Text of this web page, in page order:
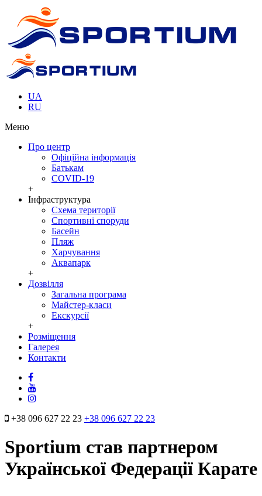
UA
RU
Меню
Про центр
Офіційна інформація
Батькам
COVID-19
+
Інфраструктура
Cхема території
Спортивні споруди
Басейн
Пляж
Харчування
Аквапарк
+
Дозвілля
Загальна програма
Майстер-класи
Екскурсії
+
Розміщення
Галерея
Контакти
+38 096 627 22 23 +38 096 627 22 23
Sportium став партнером
Української Федерації Карате